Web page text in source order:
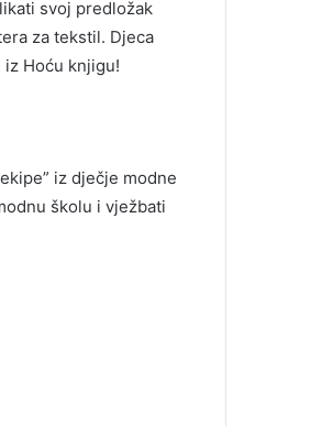
svoj predložak
za tekstil. Djeca
Hoću knjigu!
iz dječje modne
školu i vježbati